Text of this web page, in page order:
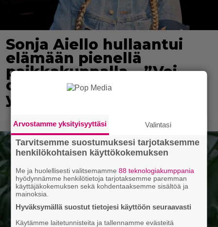
Sonja Aiello hullaantui
elämään pienellä
paikkakunnalla – ”Voi
ottaa vaikka ilman
yläosaa aurinkoa”
Arvostamme yksityisyyttäsi Valintasi
Tarvitsemme suostumuksesi tarjotaksemme
henkilökohtaisen käyttökokemuksen
Me ja huolellisesti valitsemamme88 teknologiakumppania
hyödynnämme henkilötietoja tarjotaksemme paremman
käyttäjäkokemuksen sekä kohdentaaksemme sisältöä ja
mainoksia.
Hyväksymällä suostut tietojesi käyttöön seuraavasti
Käytämme laitetunnisteita ja tallennamme evästeitä